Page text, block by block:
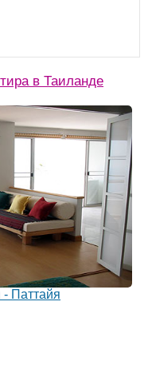
в Таиланде
- Паттайя